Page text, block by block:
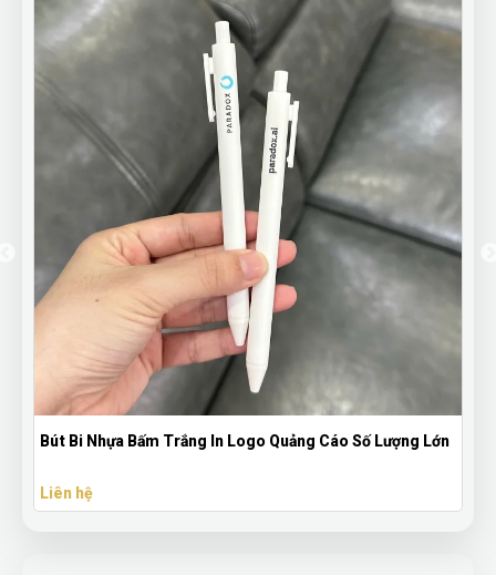
Bút Bi Nhựa Bấm Trắng In Logo Quảng Cáo Số Lượng Lớn
Liên hệ